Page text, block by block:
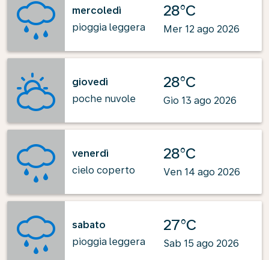
mercoledì
pioggia leggera
28°C
Mer 12 ago 2026
giovedì
poche nuvole
28°C
Gio 13 ago 2026
venerdì
cielo coperto
28°C
Ven 14 ago 2026
sabato
pioggia leggera
27°C
Sab 15 ago 2026